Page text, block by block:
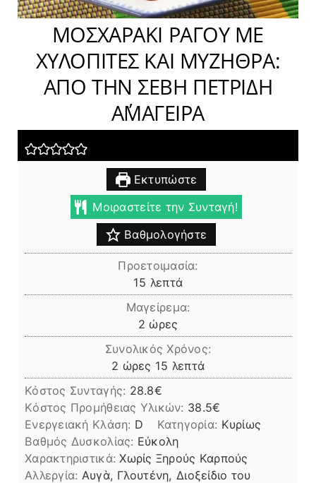
ΜΟΣΧΑΡΑΚΙ ΡΑΓΟΥ ΜΕ
ΧΥΛΟΠΙΤΕΣ ΚΑΙ ΜΥΖΗΘΡΑ:
AΠΟ ΤΗΝ ΣΕΒΗ ΠΕΤΡΙΔΗ
Α΄ΜΑΓΕΙΡΑ
Εκτυπώστε
Μοιραστείτε την Συνταγή!
Βαθμολογήστε
Προετοιμασία:
15 λεπτά
λεπτά
Μαγείρεμα:
2ώρες
ώρες
Συνολικός Χρόνος:
2 ώρες
ώρες 15 λεπτά
λεπτά
Κόστος Συνταγής: 28.8€
Kόστος Προμήθειας Υλικών: 38.5
Ενεργειακή Κλάση: D Κατηγορία: Κυρίως
Βαθμός Δυσκολίας: Εύκολη
Χαρακτηριστικά:Χωρίς Ξηρούς Καρπούς
Αλλεργία: Αυγὰ, Γλουτένη, Διοξείδιο του